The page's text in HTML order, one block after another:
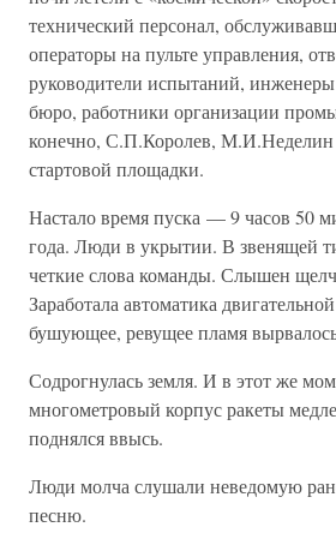
технический персонал,
операторы на пульте управления,
руководители испытаний, инженеры
бюро, работники организации
конечно, С.П.Королев, М.И.Неделин
стартовой площадки.
Настало время пуска — 9 часов 50
года. Люди в укрытии. В звенящей
четкие слова команды. Слышен
Заработала автоматика
бушующее, ревущее пламя
Содрогнулась земля. И в этот же
многометровый корпус ракеты
поднялся ввысь.
Люди молча слушали неведомую
песню.